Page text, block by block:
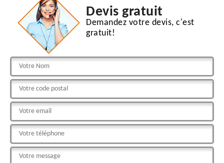
Devis gratuit
Demandez votre devis, c'est
gratuit!